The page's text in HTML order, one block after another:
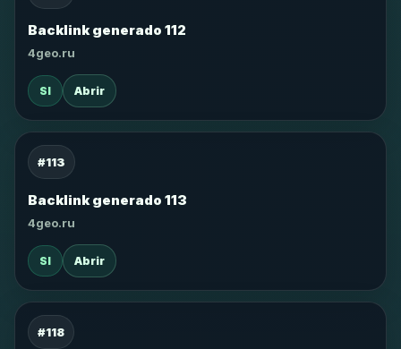
Backlink generado 112
4geo.ru
SI Abrir
#113
Backlink generado 113
4geo.ru
SI Abrir
#118